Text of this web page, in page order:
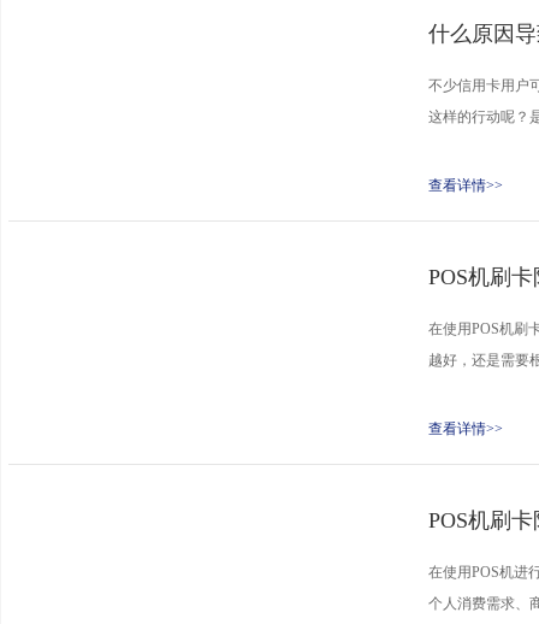
什么原因
不少信用卡用户
这样的行动呢？
查看详情>>
POS机刷
在使用POS机刷
越好，还是需要
查看详情>>
POS机刷
在使用POS机进
个人消费需求、